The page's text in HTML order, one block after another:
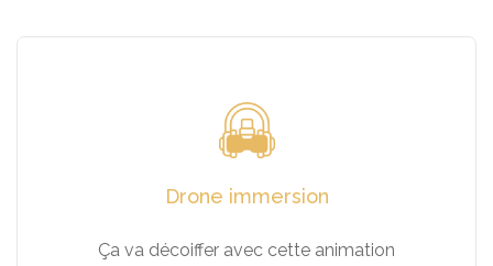
Drone immersion
Ça va décoiffer avec cette animation